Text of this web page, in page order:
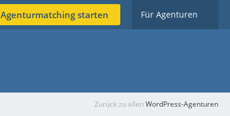
Agenturmatching starten Für Agenturen
Zurück zu allenWordPress-Agenturen